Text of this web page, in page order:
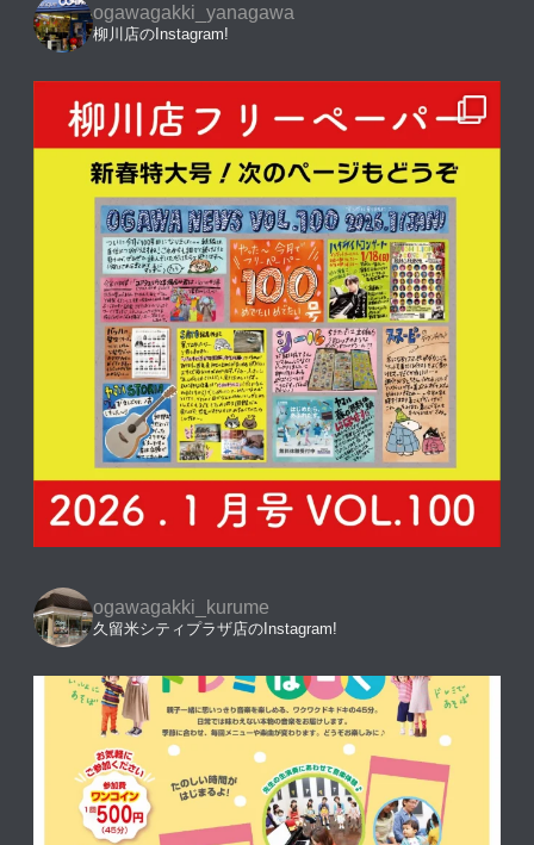
ogawagakki_yanagawa
柳川店のInstagram!
ogawagakki_kurume
久留米シティプラザ店のInstagram!